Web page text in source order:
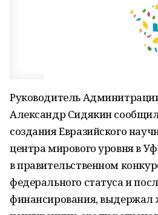
Руководитель
Александр Сидякин
создания Евразийского
центра мирового уровня в
в правительственном
федерального статуса и
финансирования,